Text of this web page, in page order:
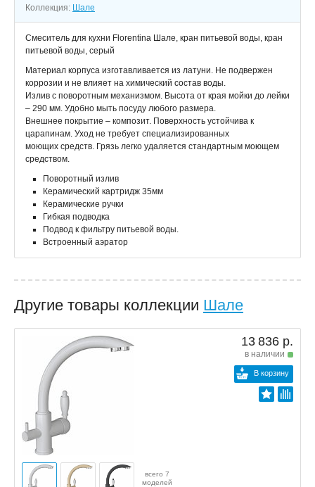
Коллекция: Шале
Смеситель для кухни Florentina Шале, кран питьевой воды, кран
питьевой воды, серый
Материал корпуса изготавливается из латуни. Не подвержен
коррозии и не влияет на химический состав воды.
Излив с поворотным механизмом. Высота от края мойки до лейки
– 290 мм. Удобно мыть посуду любого размера.
Внешнее покрытие – композит. Поверхность устойчива к
царапинам. Уход не требует специализированных
моющих средств. Грязь легко удаляется стандартным моющем
средством.
Поворотный излив
Керамический картридж 35мм
Керамические ручки
Гибкая подводка
Подвод к фильтру питьевой воды.
Встроенный аэратор
Другие товары коллекции Шале
13 836 р.
в наличии
В корзину
всего 7
моделей